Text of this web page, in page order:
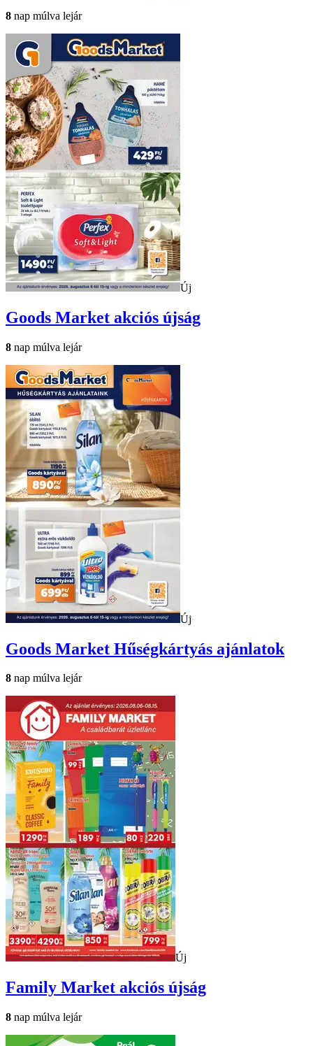
8 nap múlva lejár
Új
Goods Market akciós újság
8 nap múlva lejár
Új
Goods Market Hűségkártyás ajánlatok
8 nap múlva lejár
Új
Family Market akciós újság
8 nap múlva lejár